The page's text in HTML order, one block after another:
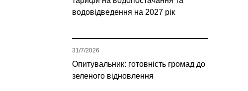
водовідведення на 2027 рік
Опитувальник: готовність громад до
зеленого відновлення
31/7/2026